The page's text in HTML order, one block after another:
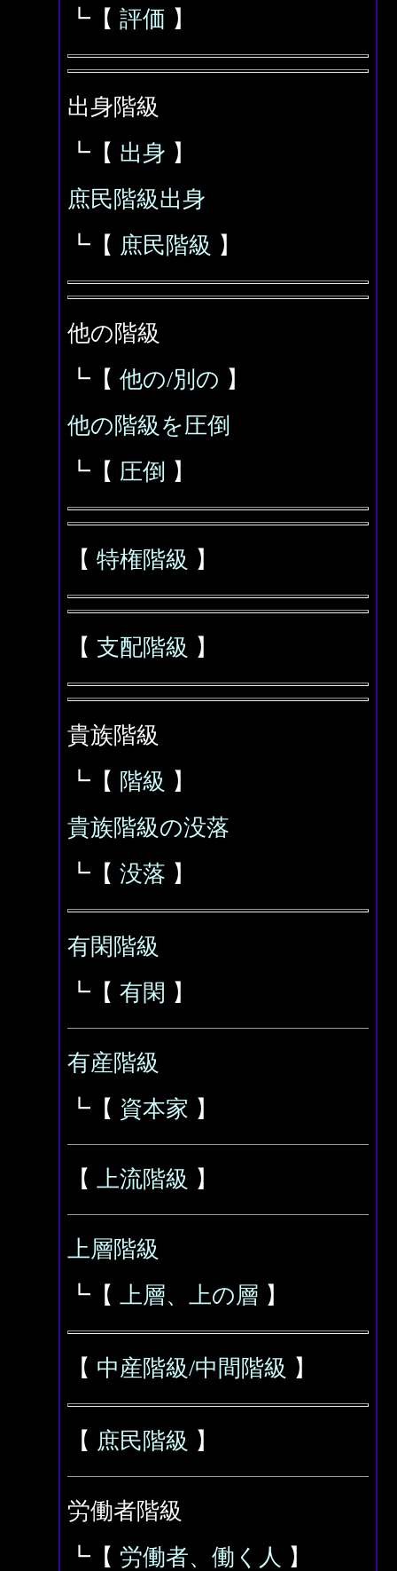
┗【 評価 】
出身階級
┗【 出身 】
庶民階級出身
┗【 庶民階級 】
他の階級
┗【 他の/別の 】
他の階級を圧倒
┗【 圧倒 】
【 特権階級 】
【 支配階級 】
貴族階級
┗【 階級 】
貴族階級の没落
┗【 没落 】
有閑階級
┗【 有閑 】
有産階級
┗【 資本家 】
【 上流階級 】
上層階級
┗【 上層、上の層 】
【 中産階級/中間階級 】
【 庶民階級 】
労働者階級
┗【 労働者、働く人 】